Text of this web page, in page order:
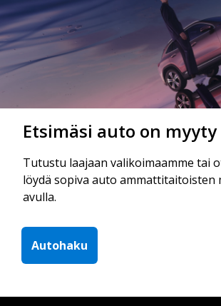
Etsimäsi auto on myyty
Tutustu laajaan valikoimaamme tai
löydä sopiva auto ammattitaitoisten
avulla.
Autohaku